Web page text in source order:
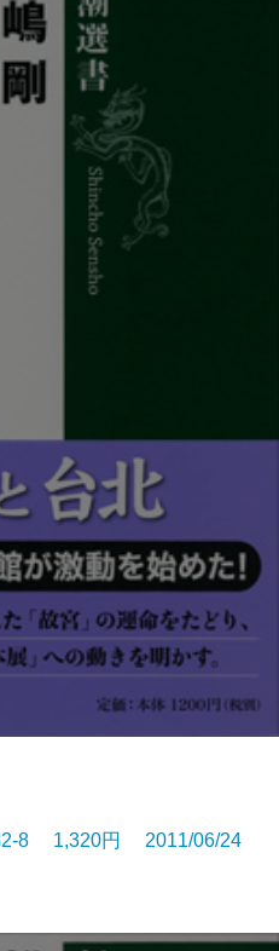
8 1,320円 2011/06/24